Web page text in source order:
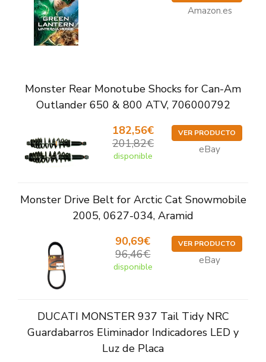
Amazon.es
Monster Rear Monotube Shocks for Can-Am
Outlander 650 & 800 ATV, 706000792
182,56€
201,82€
disponible
VER PRODUCTO
eBay
Monster Drive Belt for Arctic Cat Snowmobile
2005, 0627-034, Aramid
90,69€
96,46€
disponible
VER PRODUCTO
eBay
DUCATI MONSTER 937 Tail Tidy NRC
Guardabarros Eliminador Indicadores LED y
Luz de Placa